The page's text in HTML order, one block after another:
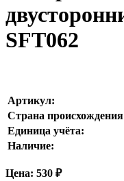
SFT062
Артикул:
Страна
Единица учёта:
Наличие:
Цена: 530 ₽